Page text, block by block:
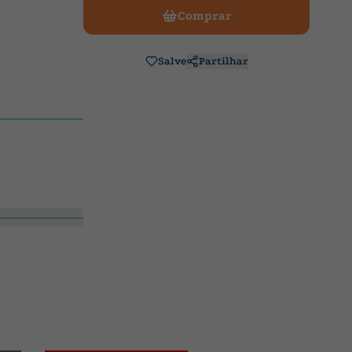
Comprar
Salve Partilhar